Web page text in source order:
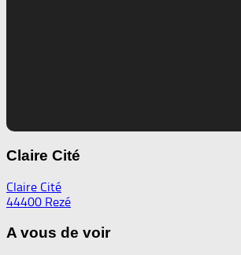
Claire Cité
Claire Cité
44400 Rezé
A vous de voir